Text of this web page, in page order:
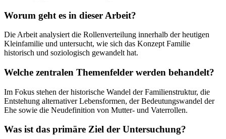
Worum geht es in dieser Arbeit?
Die Arbeit analysiert die Rollenverteilung innerhalb der heutigen
Kleinfamilie und untersucht, wie sich das Konzept Familie
historisch und soziologisch gewandelt hat.
Welche zentralen Themenfelder werden behandelt?
Im Fokus stehen der historische Wandel der Familienstruktur, die
Entstehung alternativer Lebensformen, der Bedeutungswandel der
Ehe sowie die Neudefinition von Mutter- und Vaterrollen.
Was ist das primäre Ziel der Untersuchung?